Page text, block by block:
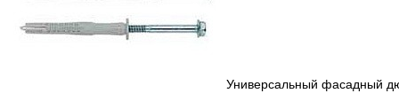
Универсальный фасадный